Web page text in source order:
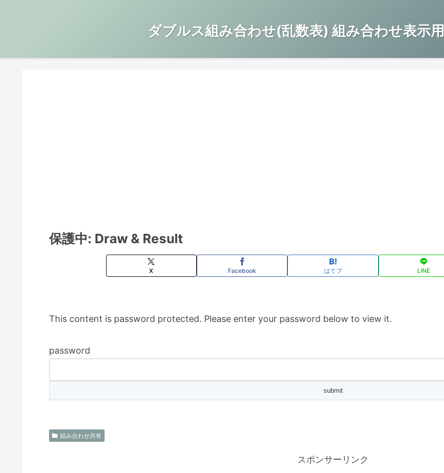
ダブルス組み合わせ(乱数表) 組み合わせ表示
保護中: Draw & Result
X Facebook はてブ LINE
This content is password protected. Please enter your password below to view it.
password
組み合わせ共有
スポンサーリンク